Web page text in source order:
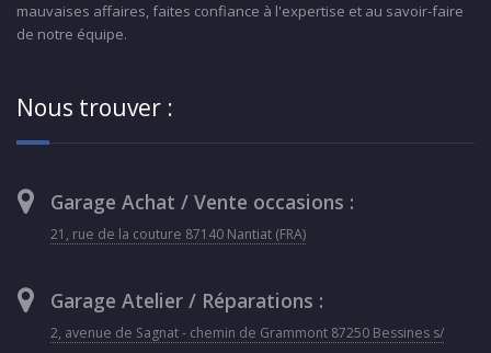
mauvaises affaires, faites confiance à l'expertise et au savoir-faire
de notre équipe.
Nous trouver :
Garage Achat / Vente occasions :
21, rue de la couture 87140 Nantiat (FRA)
Garage Atelier / Réparations :
2, avenue de Sagnat - chemin de Grammont 87250 Bessines s/